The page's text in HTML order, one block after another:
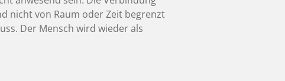
nicht von Raum oder Zeit begrenzt
Der Mensch wird wieder als